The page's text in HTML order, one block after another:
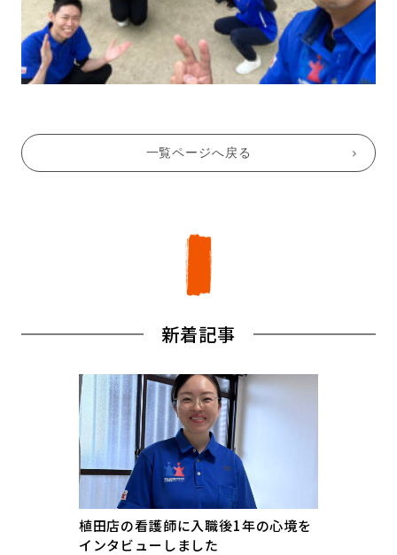
一覧ページへ戻る
新着記事
植田店の看護師に入職後1年の心境を
インタビューしました